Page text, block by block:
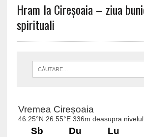
Hram la Cireșoaia – ziua
spirituali